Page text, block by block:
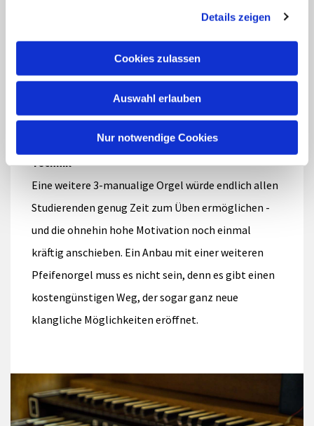
Details zeigen
Cookies zulassen
Auswahl erlauben
Nur notwendige Cookies
ausgedacht haben. Manchmal tun es zum Üben zwar
Orgel-Königin fast rund um die Uhr besetzt.
Die Lösung: Kapazität verdoppeln - mit neuer
Technik
Eine weitere 3-manualige Orgel würde endlich allen
Studierenden genug Zeit zum Üben ermöglichen -
und die ohnehin hohe Motivation noch einmal
kräftig anschieben. Ein Anbau mit einer weiteren
Pfeifenorgel muss es nicht sein, denn es gibt einen
kostengünstigen Weg, der sogar ganz neue
klangliche Möglichkeiten eröffnet.